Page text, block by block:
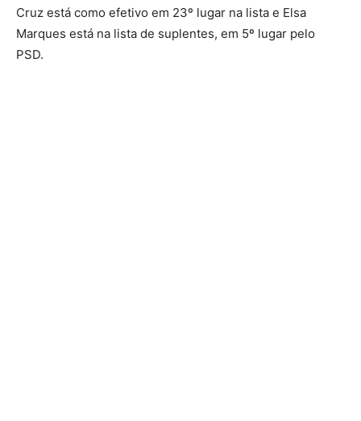
Cruz está como efetivo em 23º lugar na lista e Elsa
Marques está na lista de suplentes, em 5º lugar pelo
PSD.